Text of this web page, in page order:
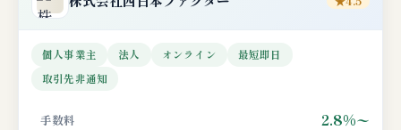
個人事業主 法人 オンライン
最短即日
取引先非通知
手数料 2.8%〜